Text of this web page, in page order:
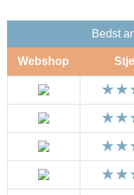
Bedst
Webshop